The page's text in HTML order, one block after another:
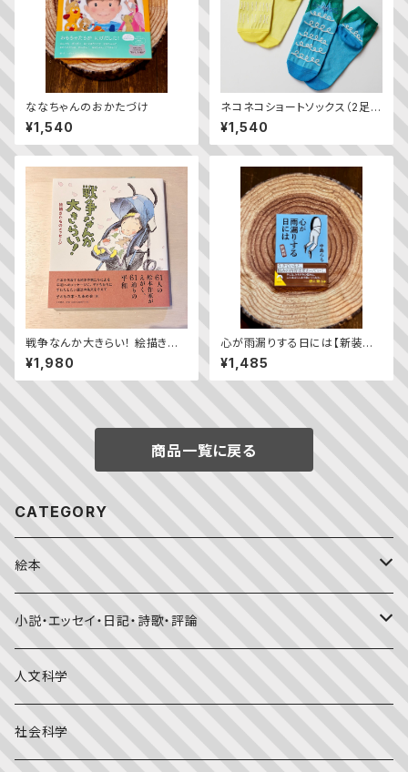
ななちゃんのおかたづけ
¥1,540
ネコネコショートソックス（2足
組）
¥1,540
戦争なんか大きらい！ 絵描きた
ちのメッセージ
¥1,980
心が雨漏りする日には【新装版】
／ 中島らも
¥1,485
商品一覧に戻る
CATEGORY
絵本
福音館書店月刊誌
こどものとも0.1.2
こどものとも年少版
その他の月刊誌
おはなしプーカ
日本の絵本
小説・エッセイ・日記・詩歌・評論
日本文学
詩・短歌・俳句・ことば
人文科学
社会科学